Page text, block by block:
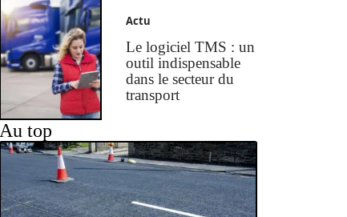
Actu
Le logiciel TMS : un
outil indispensable
dans le secteur du
transport
Au top